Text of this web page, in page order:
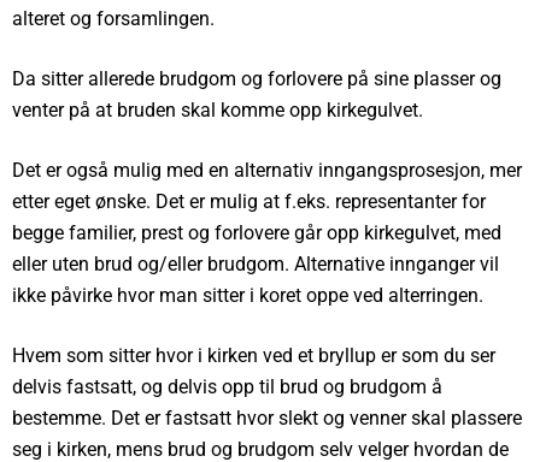
alteret og forsamlingen.
Da sitter allerede brudgom og forlovere på sine plasser og
venter på at bruden skal komme opp kirkegulvet.
Det er også mulig med en alternativ inngangsprosesjon, mer
etter eget ønske. Det er mulig at f.eks. representanter for
begge familier, prest og forlovere går opp kirkegulvet, med
eller uten brud og/eller brudgom. Alternative innganger vil
ikke påvirke hvor man sitter i koret oppe ved alterringen.
Hvem som sitter hvor i kirken ved et bryllup er som du ser
delvis fastsatt, og delvis opp til brud og brudgom å
bestemme. Det er fastsatt hvor slekt og venner skal plassere
seg i kirken, mens brud og brudgom selv velger hvordan de